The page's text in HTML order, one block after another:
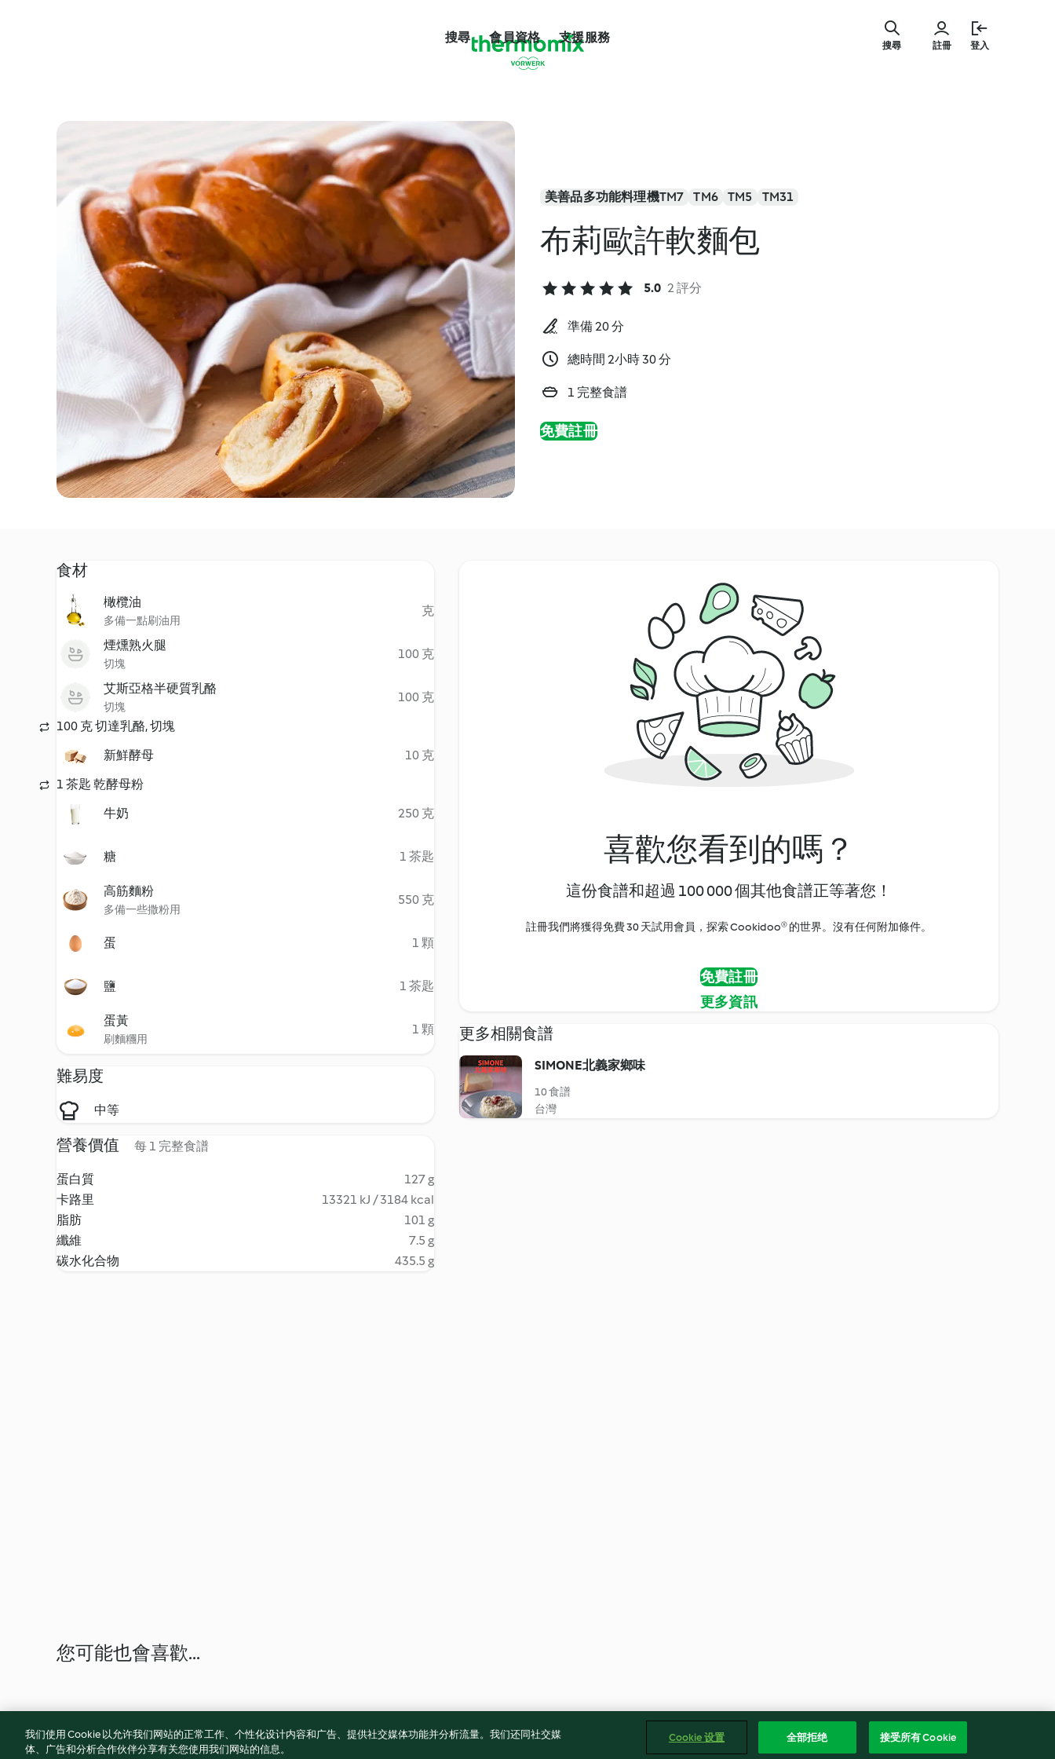
搜尋 會員資格 支援服務
註冊 登入
搜尋
美善品多功能料理機TM7 TM6 TM5 TM31
布莉歐許軟麵包
5.0 2 評分
準備 20 分
總時間 2小時 30 分
1 完整食譜
免費註冊
食材
橄欖油
多備一點刷油用
克
煙燻熟火腿
切塊
100 克
艾斯亞格半硬質乳酪
切塊
100 克
100 克 切達乳酪, 切塊
新鮮酵母
10 克
1 茶匙 乾酵母粉
牛奶
250 克
糖 1 茶匙
高筋麵粉
多備一些撒粉用
550 克
蛋 1 顆
鹽 1 茶匙
蛋黃
刷麵糰用
1 顆
難易度
中等
營養價值 每 1 完整食譜
蛋白質
127 g
卡路里
13321 kJ / 3184 kcal
脂肪
101 g
纖維
7.5 g
碳水化合物
435.5 g
喜歡您看到的嗎？
這份食譜和超過 100 000 個其他食譜正等著您！
註冊我們將獲得免費 30 天試用會員，探索 Cookidoo® 的世界。沒有任何附加條件。
免費註冊
更多資訊
更多相關食譜
SIMONE北義家鄉味
10 食譜
台灣
您可能也會喜歡...
我们使用 Cookie 以允许我们网站的正常工作、个性化设计内容和广告、提供社交媒体功能并分析流量。我们还同社交媒
体、广告和分析合作伙伴分享有关您使用我们网站的信息。
Cookie 设置 全部拒绝 接受所有 Cookie